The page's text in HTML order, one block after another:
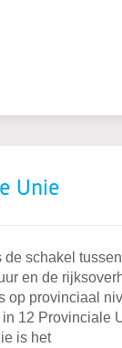
Unie
de schakel
en de
op provinciaal
12 Provinciale
is het